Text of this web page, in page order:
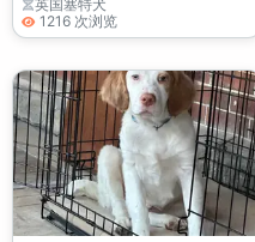
英国塞特犬
1216 次浏览